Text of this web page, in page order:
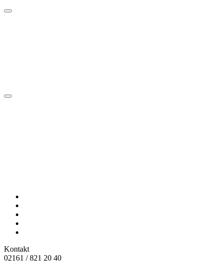
Kontakt
02161 / 821 20 40